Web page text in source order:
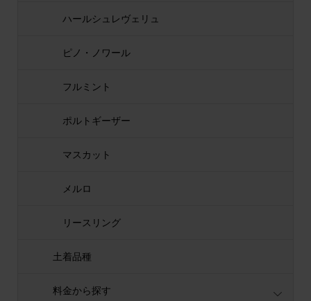
ハールシュレヴェリュ
ピノ・ノワール
フルミント
ポルトギーザー
マスカット
メルロ
リースリング
土着品種
料金から探す